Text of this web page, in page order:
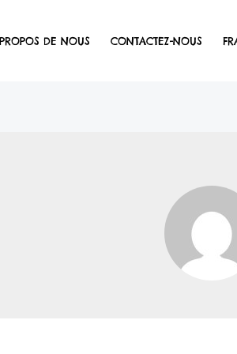
DE NOUS CONTACTEZ-NOUS